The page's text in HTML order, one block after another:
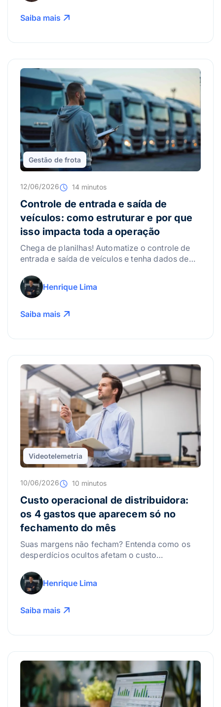
Saiba mais
Gestão de frota
12/06/2026 14 minutos
Controle de entrada e saída de
veículos: como estruturar e por que
isso impacta toda a operação
Chega de planilhas! Automatize o controle de
entrada e saída de veículos e tenha dados de
Henrique Lima
Saiba mais
Videotelemetria
10/06/2026 10 minutos
Custo operacional de distribuidora:
os 4 gastos que aparecem só no
fechamento do mês
Suas margens não fecham? Entenda como os
desperdícios ocultos afetam o custo
eliminá-los de vez.
Henrique Lima
Saiba mais